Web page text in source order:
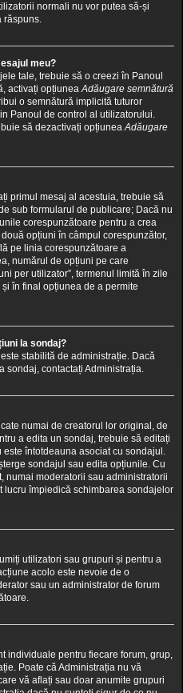
normali nu vor putea să-și
răspuns.
meu?
tale, trebuie să o creezi în Panoul
activați opțiuneaAdăugare semnătură
o semnătură implicită tuturor
Panoul de control al utilizatorului.
să dezactivați opțiuneaAdăugare
primul mesaj al acestuia, trebuie să
sub formularul de publicare; Dacă nu
corespunzătoare pentru a crea
opțiuni în câmpul corespunzător,
pe linia corespunzătoare a
numărul de opțiuni pe care
per utilizator”, termenul limită în zile
în final opțiunea de a permite
la sondaj?
stabilită de administrație. Dacă
sondaj, contactați Administrația.
numai de creatorul lor original, de
a edita un sondaj, trebuie să editați
întotdeauna asociat cu sondajul.
sondajul sau edita opțiunile. Cu
numai moderatorii sau administratorii
lucru împiedică schimbarea sondajelor
utilizatori sau grupuri și pentru a
acolo este nevoie de o
sau un administrator de forum
individuale pentru fiecare forum, grup,
Poate că Administrația nu vă
vă aflați sau doar anumite grupuri